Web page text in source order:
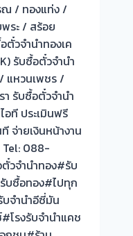
ณ / ทองแท่ง /
ระ / สร้อย
วจำนำทองเค
รับซื้อตั๋วจำนำ
แหวนเพชร /
รับซื้อตั๋วจำนำ
ที ประเมินฟรี
จ่ายเงินหน้างาน
Tel: 088-
วจำนำทอง#รับ
บซื้อทอง#ไปทุก
จำนำอีซี่มัน
โรงรับจำนำแคช